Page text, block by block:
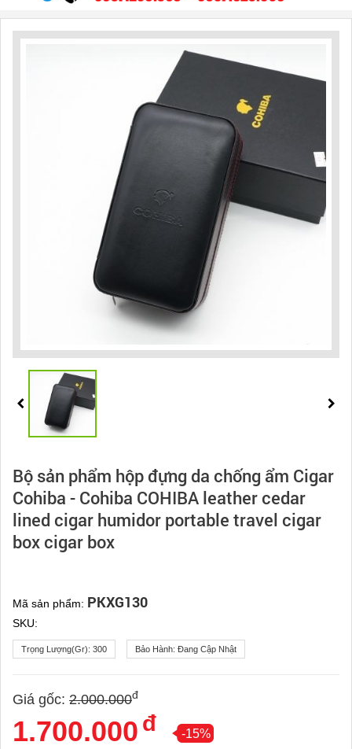
Bộ sản phẩm hộp đựng da chống ẩm Cigar
Cohiba - Cohiba COHIBA leather cedar
lined cigar humidor portable travel cigar
box cigar box
Mã sản phẩm: PKXG130
SKU:
Trọng Lượng(gr): 300 Bảo Hành: Đang Cập Nhật
Giá gốc: 2.000.000đ
1.700.000 đ -15%